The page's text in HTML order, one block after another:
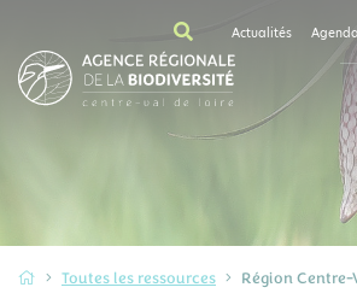
Actualités Agenda
Toutes les ressources
Région Centre-